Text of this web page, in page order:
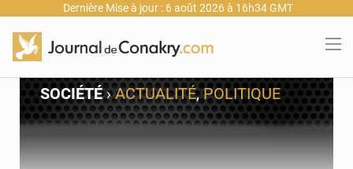
Dernière Mise à jour : 6 août 2026 à 16h34 GMT
SOCIÉTÉ›ACTUALITÉ,POLITIQUE